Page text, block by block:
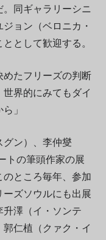
同ギャラリーシニ
ョン（ベロニカ・
として歓迎する。
めたフリーズの判断
界的にみてもダイ
」
ン）、李仲燮
トの筆頭作家の展
ところ毎年、参加
ズソウルにも出展
澤（イ・ソンテ
仁植（クァク・イ